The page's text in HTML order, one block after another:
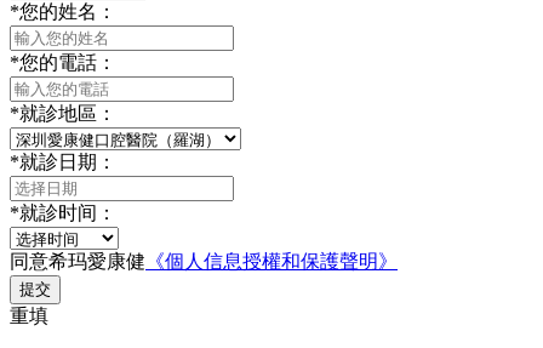
*您的姓名：
*您的電話：
*就診地區：
*就診日期：
*就診时间：
同意希玛愛康健 《個人信息授權和保護聲明》
提交
重填